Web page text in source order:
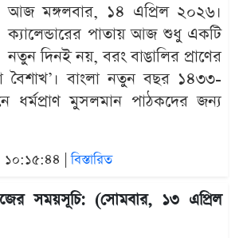
আজ মঙ্গলবার, ১৪ এপ্রিল ২০২৬।
ক্যালেন্ডারের পাতায় আজ শুধু একটি
নতুন দিনই নয়, বরং বাঙালির প্রাণের
বৈশাখ’। বাংলা নতুন বছর ১৪৩৩-
ধর্মপ্রাণ মুসলমান পাঠকদের জন্য
১০:১৫:৪৪ |বিস্তারিত
সময়সূচি: (সোমবার, ১৩ এপ্রিল